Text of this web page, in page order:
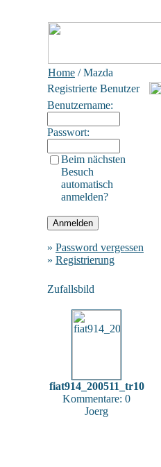
Home / Mazda
Registrierte Benutzer
Benutzername:
Passwort:
Beim nächsten
Besuch
automatisch
anmelden?
» Password vergessen
» Registrierung
Zufallsbild
fiat914_200511_tr10
Kommentare: 0
Joerg